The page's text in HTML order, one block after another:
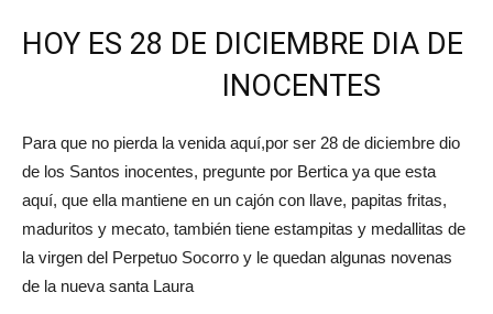
HOY ES 28 DE DICIEMBRE DIA DE
INOCENTES
Para que no pierda la venida aquí,por ser 28 de diciembre dio
de los Santos inocentes, pregunte por Bertica ya que esta
aquí, que ella mantiene en un cajón con llave, papitas fritas,
maduritos y mecato, también tiene estampitas y medallitas de
la virgen del Perpetuo Socorro y le quedan algunas novenas
de la nueva santa Laura